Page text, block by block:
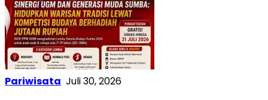
Pariwisata Juli 30, 2026